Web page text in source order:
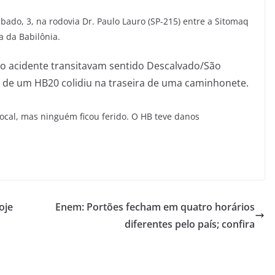
3, na rodovia Dr. Paulo Lauro (SP-215) entre a Sitomaq
da Babilônia.
acidente transitavam sentido Descalvado/São
um HB20 colidiu na traseira de uma caminhonete.
mas ninguém ficou ferido. O HB teve danos
Enem: Portões fecham em quatro horários
diferentes pelo país; confira